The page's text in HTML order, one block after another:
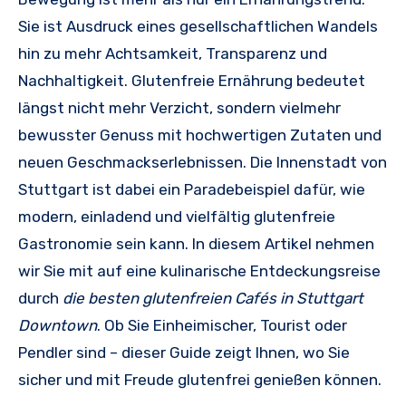
Sie ist Ausdruck eines gesellschaftlichen Wandels
hin zu mehr Achtsamkeit, Transparenz und
Nachhaltigkeit. Glutenfreie Ernährung bedeutet
längst nicht mehr Verzicht, sondern vielmehr
bewusster Genuss mit hochwertigen Zutaten und
neuen Geschmackserlebnissen. Die Innenstadt von
Stuttgart ist dabei ein Paradebeispiel dafür, wie
modern, einladend und vielfältig glutenfreie
Gastronomie sein kann. In diesem Artikel nehmen
wir Sie mit auf eine kulinarische Entdeckungsreise
durch die besten glutenfreien Cafés in Stuttgart
Downtown. Ob Sie Einheimischer, Tourist oder
Pendler sind – dieser Guide zeigt Ihnen, wo Sie
sicher und mit Freude glutenfrei genießen können.